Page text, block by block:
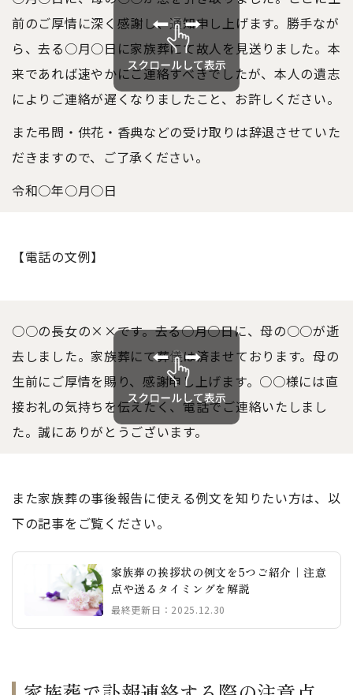
前のご厚情に深く感謝し、通知申し上げます。勝手なが
ら、去る○月○日に家族葬にて故人を見送りました。本
来であれば速やかにご連絡すべきでしたが、本人の遺志
によりご連絡が遅くなりましたこと、お許しください。
また弔問・供花・香典などの受け取りは辞退させていた
だきますので、ご了承ください。
令和○年○月○日
【電話の文例】
○○の長女の××です。去る○月○日に、母の○○が逝
去しました。家族葬にて葬儀は済ませております。母の
生前にご厚情を賜り、感謝申し上げます。○○様には直
接お礼の気持ちを伝えたく、電話でご連絡いたしまし
た。誠にありがとうございます。
また家族葬の事後報告に使える例文を知りたい方は、以
下の記事をご覧ください。
家族葬の挨拶状の例文を5つご紹介｜注意
点や送るタイミングを解説
最終更新日：2025.12.30